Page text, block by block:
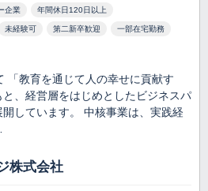
企業 年間休日120日以上
未経験可 第二新卒歓迎 一部在宅勤務
「教育を通じて人の幸せに貢献す
、経営層をはじめとしたビジネスパ
しています。 中核事業は、実践経
株式会社